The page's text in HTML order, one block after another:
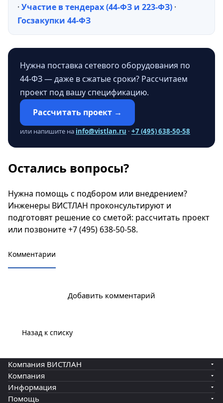
· Участие в тендерах (44-ФЗ и 223-ФЗ) ·
Госзакупки 44-ФЗ
Нужна поставка сетевого оборудования по
44-ФЗ — даже в сжатые сроки? Рассчитаем
проект под вашу спецификацию.
Рассчитать проект →
или напишите на info@vistlan.ru · +7 (495) 638-50-58
Остались вопросы?
Нужна помощь с подбором или внедрением?
Инженеры ВИСТЛАН проконсультируют и
подготовят решение со сметой: рассчитать проект
или позвоните+7 (495) 638-50-58.
Комментарии
Добавить комментарий
Назад к списку
Компания ВИСТЛАН
Компания
Информация
Помощь